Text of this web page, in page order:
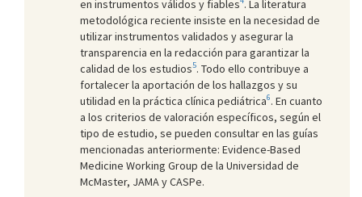
en instrumentos válidos y fiables . La literatura
metodológica reciente insiste en la necesidad de
utilizar instrumentos validados y asegurar la
transparencia en la redacción para garantizar la
calidad de los estudios5. Todo ello contribuye a
fortalecer la aportación de los hallazgos y su
utilidad en la práctica clínica pediátrica6. En cuanto
a los criterios de valoración específicos, según el
tipo de estudio, se pueden consultar en las guías
mencionadas anteriormente: Evidence-Based
Medicine Working Group de la Universidad de
McMaster, JAMA y CASPe.